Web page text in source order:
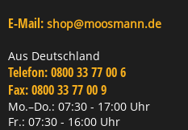
E-Mail: shop@moosmann.de
Aus Deutschland
Telefon:0800 33 77 00 6
Fax:0800 33 77 00 9
Mo.–Do.: 07:30 - 17:00 Uhr
Fr.: 07:30 - 16:00 Uhr